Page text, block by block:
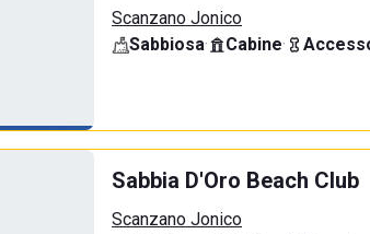
Scanzano Jonico
Sabbiosa· Cabine·
Sabbia D'Oro Beach Club
Scanzano Jonico